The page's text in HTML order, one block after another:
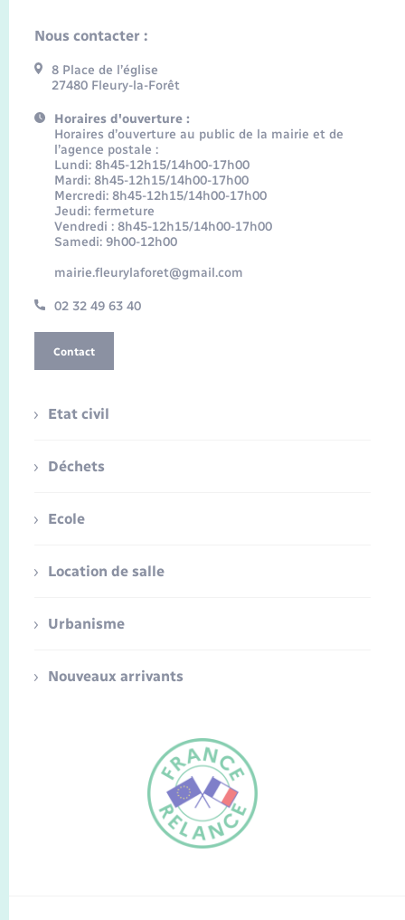
FR
Nous contacter :
8 Place de l’église
27480 Fleury-la-Forêt
Horaires d'ouverture :
Horaires d’ouverture au public de la mairie et de
l’agence postale :
Lundi: 8h45-12h15/14h00-17h00
Mardi: 8h45-12h15/14h00-17h00
Mercredi: 8h45-12h15/14h00-17h00
Jeudi: fermeture
Vendredi : 8h45-12h15/14h00-17h00
Samedi: 9h00-12h00
mairie.fleurylaforet@gmail.com
02 32 49 63 40
Contact
Etat civil
Déchets
Ecole
Location de salle
Urbanisme
Nouveaux arrivants